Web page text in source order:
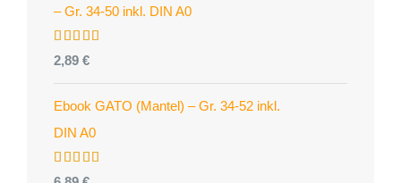
– Gr. 34-50 inkl. DIN A0
Bewertet
mit4.96
von 5
2,89 €
Ebook GATO (Mantel) – Gr. 34-52 inkl.
DIN A0
Bewertet